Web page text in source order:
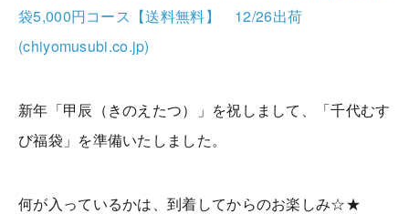
袋5,000円コース【送料無料】 12/26出荷
(chiyomusubi.co.jp)
新年「甲辰（きのえたつ）」を祝しまして、「千代むす
び福袋」を準備いたしました。
何が入っているかは、到着してからのお楽しみ☆★